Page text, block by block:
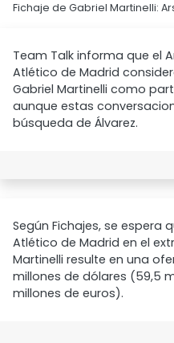
Fichaje de Gabriel Martinelli:
Team Talk informa que el
Atlético de Madrid
Gabriel Martinelli como
aunque estas
búsqueda de Álvarez.
Según Fichajes, se espera
Atlético de Madrid en el
Martinelli resulte en una
millones de dólares (59,5
millones de euros).